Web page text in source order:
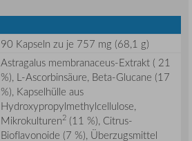
90 Kapseln zu je 757 mg (68,1 g)
Astragalus membranaceus-Extrakt ( 21
%), L-Ascorbinsäure, Beta-Glucane (17
%), Kapselhülle aus
Hydroxypropylmethylcellulose,
Mikrokulturen2 (11 %), Citrus-
Bioflavonoide (7 %), Überzugsmittel